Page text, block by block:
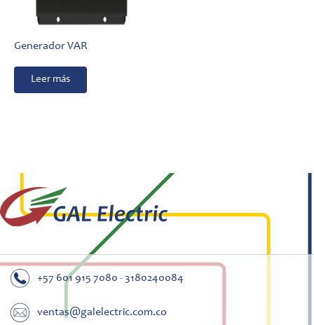
Generador VAR
Leer más
+57 601 915 7080 - 3180240084
ventas@galelectric.com.co